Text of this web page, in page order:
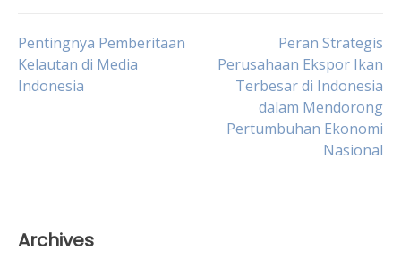
Post
navigation
Pentingnya Pemberitaan
Kelautan di Media
Indonesia
Peran Strategis
Perusahaan Ekspor Ikan
Terbesar di Indonesia
dalam Mendorong
Pertumbuhan Ekonomi
Nasional
Archives